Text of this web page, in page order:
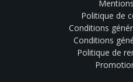
Politique de
Conditions
Conditions
Politique de